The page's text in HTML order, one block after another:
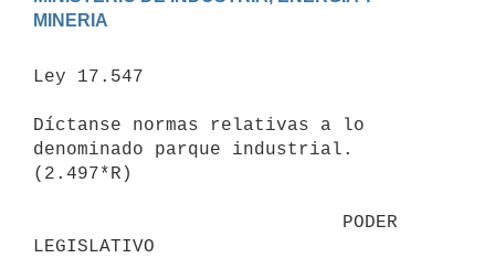
MINERIA
Ley 17.547
Díctanse normas relativas a lo
denominado parque industrial.
(2.497*R)
LEGISLATIVO